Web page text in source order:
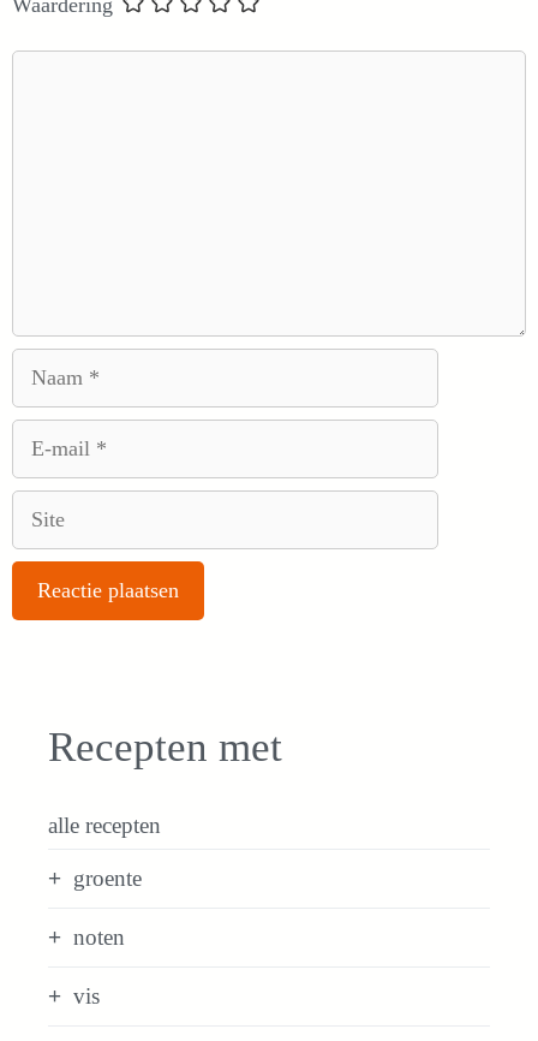
Waardering
Recepten met
alle recepten
groente
noten
vis